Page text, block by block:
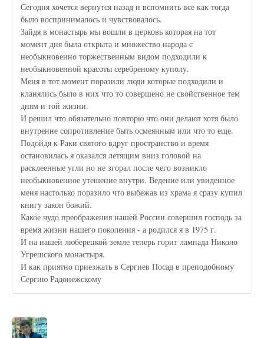
Сегодня хочется вернутся назад и вспомнить все как тогда
было воспринималось и чувствовалось.
Зайдя в монастырь мы вошли в церковь которая на тот
момент дня была открыта и множество народа с
необыкновенно торжественным видом подходили к
необыкновенной красоты серебреному куполу.
Меня в тот момент поразили люди которые подходили и
кланялись было в них что то совершено не свойственное тем
дням и той жизни.
И решил что обязательно повторю что они делают хотя было
внутренне сопротивление быть осмеянным или что то еще.
Подойдя к Раки святого вдруг пространство и время
остановилась я оказался летящим вниз головой на
расклеенные угли но не згорал после чего возникло
необыкновенное утешение внутри. Ведение или увиденное
меня настолько поразило что выбежав из храма я сразу купил
книгу закон божий.
Какое чудо преображения нашей России совершил господь за
время жизни нашего поколения - а родился я в 1975 г.
И на нашей люберецкой земле теперь горит лампада Николо
Угрешского монастыря.
И как приятно приезжать в Сергиев Посад в преподобному
Сергию Радонежскому